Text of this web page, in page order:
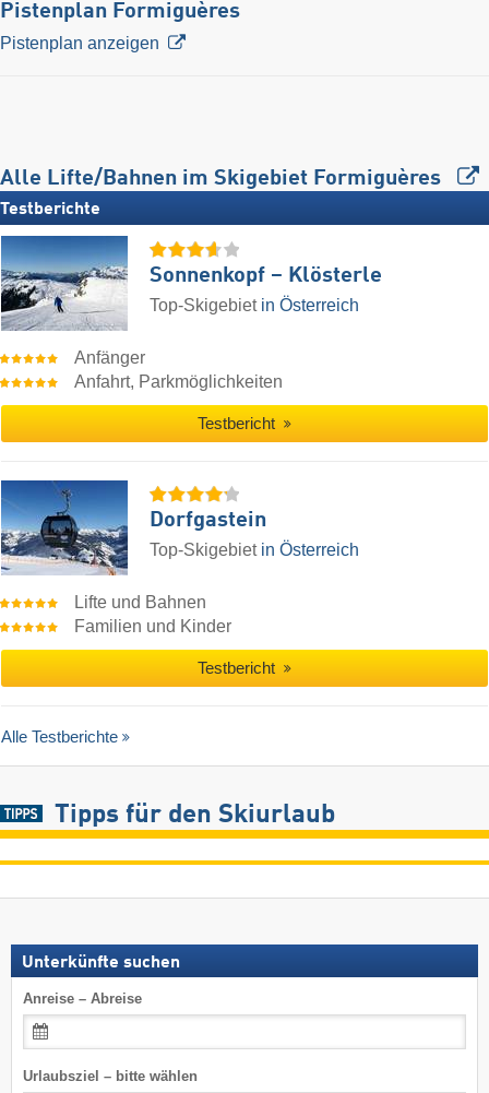
Pistenplan Formiguères
Pistenplan anzeigen
Alle Lifte/Bahnen im Skigebiet Formiguères
Testberichte
Sonnenkopf – Klösterle
Top-Skigebiet in Österreich
Anfänger
Anfahrt, Parkmöglichkeiten
Testbericht
Dorfgastein
Top-Skigebiet in Österreich
Lifte und Bahnen
Familien und Kinder
Testbericht
Alle Testberichte
Tipps für den Skiurlaub
Unterkünfte suchen
Anreise – Abreise
Urlaubsziel – bitte wählen